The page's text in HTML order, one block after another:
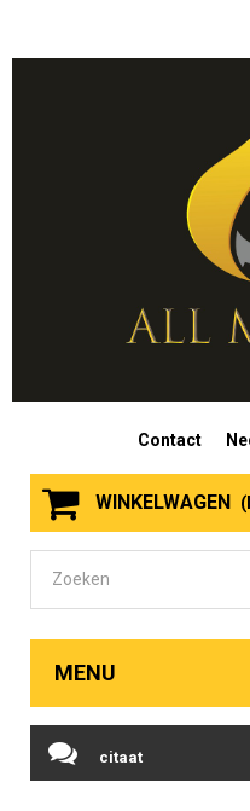
Contact
WINKELWAGEN
MENU
citaat